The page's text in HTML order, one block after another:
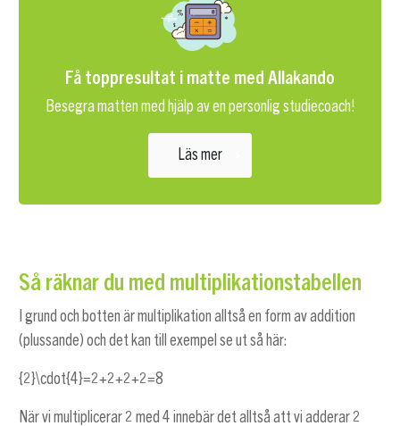
Få toppresultat i matte med Allakando
Besegra matten med hjälp av en personlig studiecoach!
Läs mer
Så räknar du med multiplikationstabellen
I grund och botten är multiplikation alltså en form av addition
(plussande) och det kan till exempel se ut så här:
{2}\cdot{4}=2+2+2+2=8
När vi multiplicerar 2 med 4 innebär det alltså att vi adderar 2